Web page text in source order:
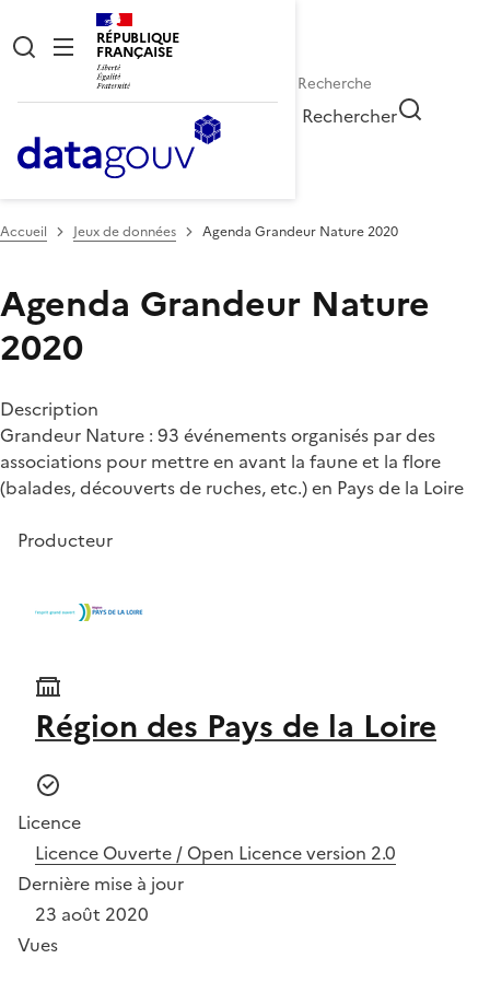
RÉPUBLIQUE
FRANÇAISE
Rechercher
Accueil Jeux de données Agenda Grandeur Nature 2020
Agenda Grandeur Nature
2020
Description
Grandeur Nature : 93 événements organisés par des
associations pour mettre en avant la faune et la flore
(balades, découverts de ruches, etc.) en Pays de la Loire
Producteur
Région des Pays de la Loire
Licence
Licence Ouverte / Open Licence version 2.0
Dernière mise à jour
23 août 2020
Vues